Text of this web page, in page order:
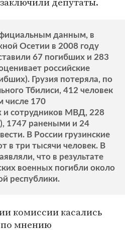
данным, в
Осетии в 2008 году
67 погибших и 283
российские
Грузия потеряла, по
Тбилиси, 412 человек
числе 170
и сотрудников МВД, 228
1747 ранеными и 24
В России грузинские
в три тысячи человек. В
что в результате
военных погибли около
республики.
комиссии касались
по мнению